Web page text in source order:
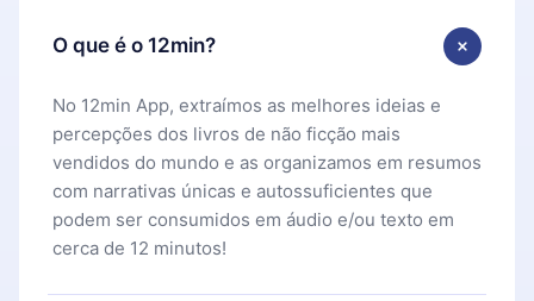
O que é o 12min?
No 12min App, extraímos as melhores ideias e
percepções dos livros de não ficção mais
vendidos do mundo e as organizamos em resumos
com narrativas únicas e autossuficientes que
podem ser consumidos em áudio e/ou texto em
cerca de 12 minutos!